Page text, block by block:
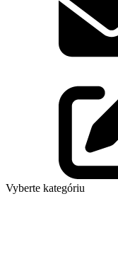
Vyberte kategóriu